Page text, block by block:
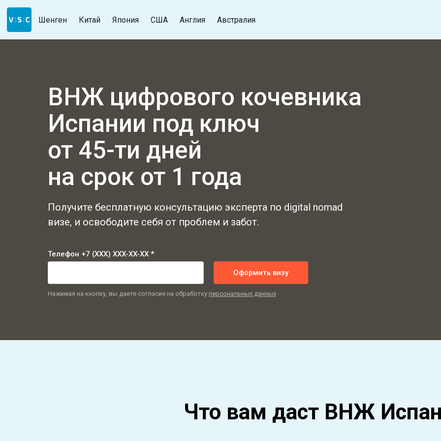
Шенген Китай Япония США Англия Австралия
ВНЖ цифрового кочевника
Испании под ключ
от 45-ти дней
на срок от 1 года
Получите бесплатную консультацию эксперта по digital nomad
визе, и освободите себя от проблем и забот.
Телефон +7 (XXX) XXX-XX-XX *
Оформить визу
Нажимая на кнопку, вы даете согласие на обработку персональных данных
Что вам даст ВНЖ